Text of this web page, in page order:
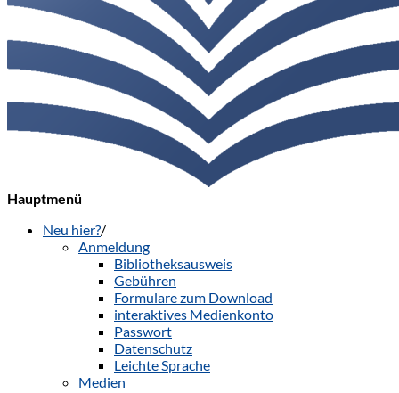
Hauptmenü
Neu hier?/
Anmeldung
Bibliotheksausweis
Gebühren
Formulare zum Download
interaktives Medienkonto
Passwort
Datenschutz
Leichte Sprache
Medien